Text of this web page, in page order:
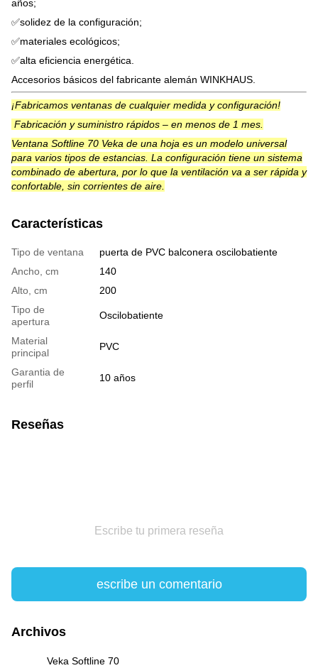
años;
✅solidez de la configuración;
✅materiales ecológicos;
✅alta eficiencia energética.
Accesorios básicos del fabricante alemán WINKHAUS.
¡Fabricamos ventanas de cualquier medida y configuración!
Fabricación y suministro rápidos – en menos de 1 mes.
Ventana Softline 70 Veka de una hoja es un modelo universal
para varios tipos de estancias. La configuración tiene un sistema
combinado de abertura, por lo que la ventilación va a ser rápida y
confortable, sin corrientes de aire.
Características
Tipo de ventana
puerta de PVC balconera oscilobatiente
Ancho, cm
140
Alto, cm
200
Tipo de
apertura
Oscilobatiente
Material
principal
PVC
Garantia de
perfil
10 años
Reseñas
Escribe tu primera reseña
escribe un comentario
Archivos
Veka Softline 70